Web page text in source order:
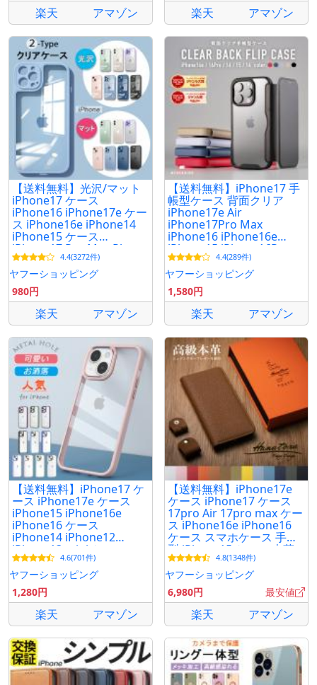
楽天 アマゾン 楽天 アマゾン
【送料無料】光沢/マット
iPhone17 ケース
iPhone16 iPhone17e ケー
ス iPhone16e iPhone14
iPhone15 ケース
iPhone17 Pro Max Plus
iPhone13 12 mini 11 SE3
カバー クリア
4.4(3272件)
ヤフーショッピング
980円
楽天 アマゾン
【送料無料】iPhone17 手
帳型ケース 背面クリア
iPhone17e Air
iPhone17Pro Max
iPhone16 iPhone16e
iPhone15 iPhone16Pro
iPhone14 ケース 手帳型
背面クリア ケース
4.4(289件)
ヤフーショッピング
1,580円
楽天 アマゾン
【送料無料】iPhone17 ケ
ース iPhone17e ケース
iPhone15 iPhone16e
iPhone16 ケース
iPhone14 iPhone12
iPhone13 mini ケース
iPhone17 Pro Max Plus
Air 11 SE3 クリア
4.6(701件)
ヤフーショッピング
1,280円
楽天 アマゾン
【送料無料】iPhone17e
ケース iPhone17 ケース
17pro Air 17pro max ケー
ス iPhone16e iPhone16
ケース スマホケース 手帳
型 iPhone15 ケース 本革
カード収納 HANATORA
4.8(1348件)
ヤフーショッピング
6,980円
最安値
楽天 アマゾン